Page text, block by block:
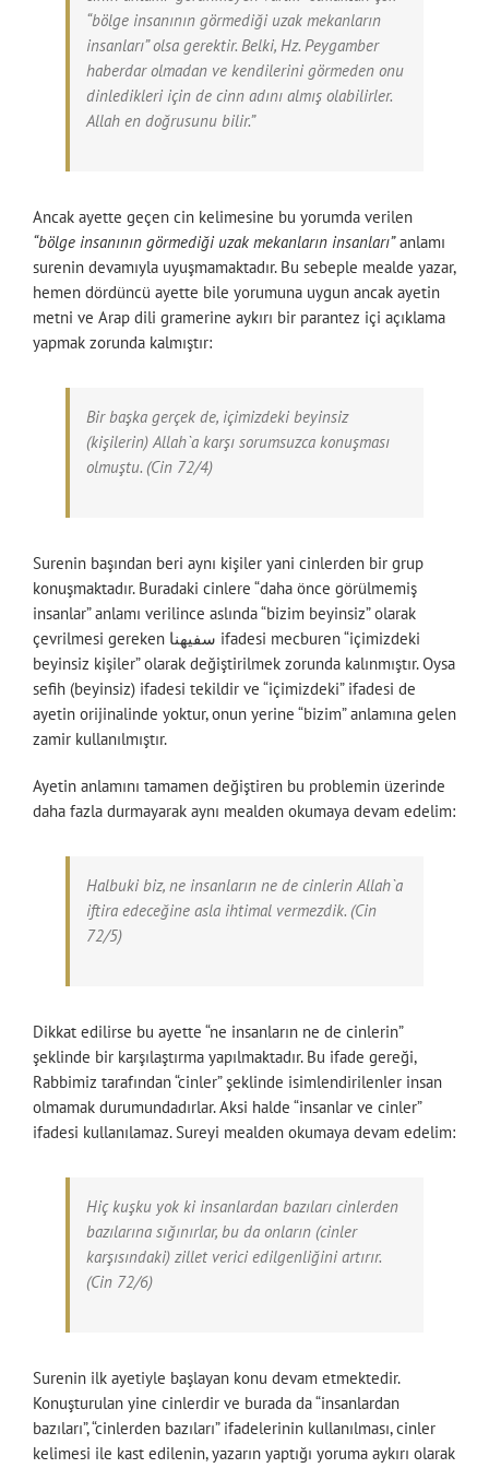
“bölge insanının görmediği uzak mekanların
insanları” olsa gerektir. Belki, Hz. Peygamber
haberdar olmadan ve kendilerini görmeden onu
dinledikleri için de cinn adını almış olabilirler.
Allah en doğrusunu bilir.”
Ancak ayette geçen cin kelimesine bu yorumda verilen
“bölge insanının görmediği uzak mekanların insanları”anlamı
surenin devamıyla uyuşmamaktadır. Bu sebeple mealde yazar,
hemen dördüncü ayette bile yorumuna uygun ancak ayetin
metni ve Arap dili gramerine aykırı bir parantez içi açıklama
yapmak zorunda kalmıştır:
Bir başka gerçek de, içimizdeki beyinsiz
(kişilerin) Allah`a karşı sorumsuzca konuşması
olmuştu. (Cin 72/4)
Surenin başından beri aynı kişiler yani cinlerden bir grup
konuşmaktadır. Buradaki cinlere “daha önce görülmemiş
insanlar” anlamı verilince aslında “bizim beyinsiz” olarak
çevrilmesi gereken سفيهنا ifadesi mecburen “içimizdeki
beyinsiz kişiler” olarak değiştirilmek zorunda kalınmıştır. Oysa
sefih (beyinsiz) ifadesi tekildir ve “içimizdeki” ifadesi de
ayetin orijinalinde yoktur, onun yerine “bizim” anlamına gelen
zamir kullanılmıştır.
Ayetin anlamını tamamen değiştiren bu problemin üzerinde
daha fazla durmayarak aynı mealden okumaya devam edelim:
Halbuki biz, ne insanların ne de cinlerin Allah`a
iftira edeceğine asla ihtimal vermezdik. (Cin
72/5)
Dikkat edilirse bu ayette “ne insanların ne de cinlerin”
şeklinde bir karşılaştırma yapılmaktadır. Bu ifade gereği,
Rabbimiz tarafından “cinler” şeklinde isimlendirilenler insan
olmamak durumundadırlar. Aksi halde “insanlar ve cinler”
ifadesi kullanılamaz. Sureyi mealden okumaya devam edelim:
Hiç kuşku yok ki insanlardan bazıları cinlerden
bazılarına sığınırlar, bu da onların (cinler
karşısındaki) zillet verici edilgenliğini artırır.
(Cin 72/6)
Surenin ilk ayetiyle başlayan konu devam etmektedir.
Konuşturulan yine cinlerdir ve burada da “insanlardan
bazıları”, “cinlerden bazıları” ifadelerinin kullanılması, cinler
kelimesi ile kast edilenin, yazarın yaptığı yoruma aykırı olarak